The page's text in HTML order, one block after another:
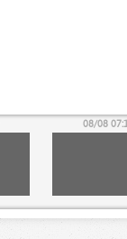
08/08